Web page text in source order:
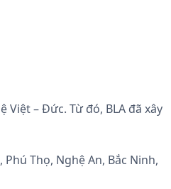
– Đức. Từ đó, BLA đã xây
Thọ, Nghệ An, Bắc Ninh,